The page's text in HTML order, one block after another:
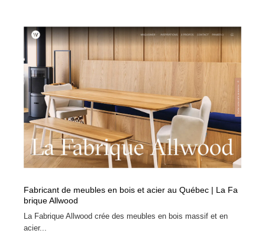
Fabricant de meubles en bois et acier au Québec | La Fa
brique Allwood
La Fabrique Allwood crée des meubles en bois massif et en
acier...